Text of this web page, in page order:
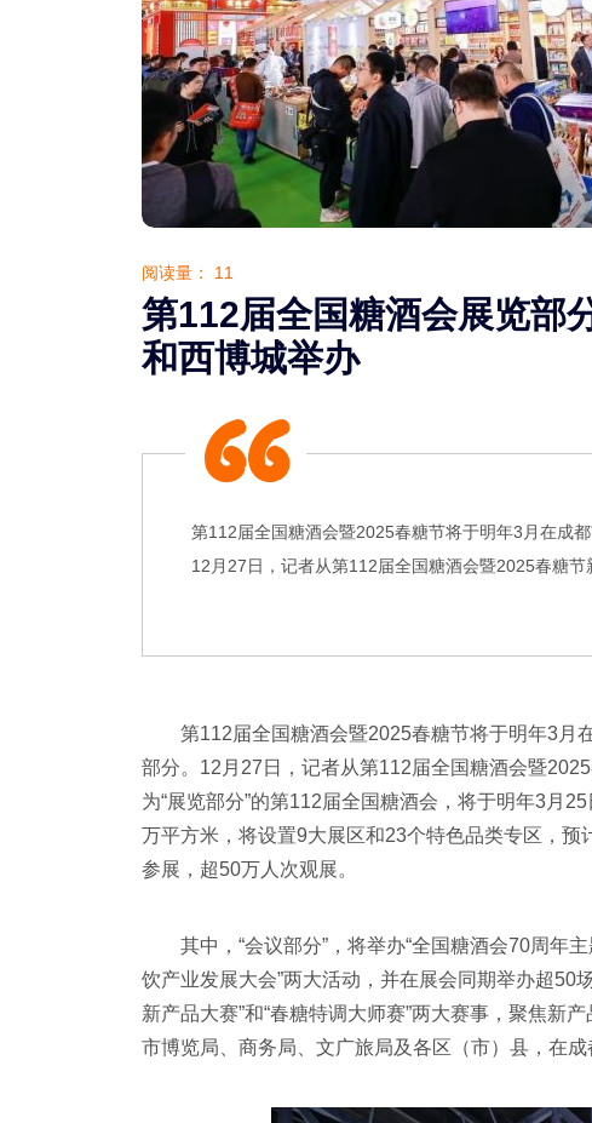
阅读量： 11
第112届全国糖酒会展览部
和西博城举办
第112届全国糖酒会暨2025春糖节将于明年3月在成
12月27日，记者从第112届全国糖酒会暨2025春糖
第112届全国糖酒会暨2025春糖节将于明年3月
部分。12月27日，记者从第112届全国糖酒会暨
为“展览部分”的第112届全国糖酒会，将于明年3月
万平方米，将设置9大展区和23个特色品类专区，
参展，超50万人次观展。
其中，“会议部分”，将举办“全国糖酒会70周年
饮产业发展大会”两大活动，并在展会同期举办超50
新产品大赛”和“春糖特调大师赛”两大赛事，聚焦新
市博览局、商务局、文广旅局及各区（市）县，在成